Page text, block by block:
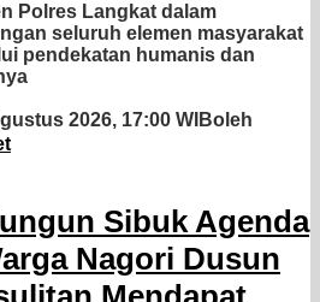
Polres Langkat dalam
seluruh elemen masyarakat
pendekatan humanis dan
2026, 17:00 WIBoleh
Sibuk Agenda
Nagori Dusun